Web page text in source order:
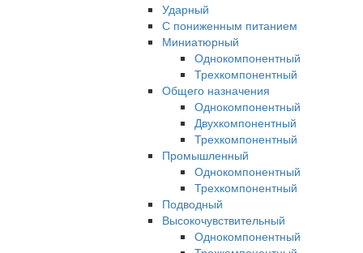
Ударный
С пониженным питанием
Миниатюрный
Однокомпонентный
Трехкомпонентный
Общего назначения
Однокомпонентный
Двухкомпонентный
Трехкомпонентный
Промышленный
Однокомпонентный
Трехкомпонентный
Подводный
Высокочувствительный
Однокомпонентный